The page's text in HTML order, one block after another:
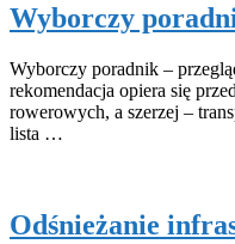
Wyborczy
Wyborczy poradnik –
rekomendacja opiera się
rowerowych, a szerzej –
lista …
Odśnieżanie